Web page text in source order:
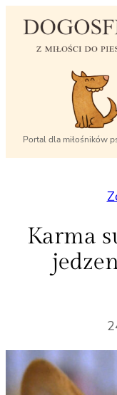
Przejdź
Portal dla miłośników
Karma